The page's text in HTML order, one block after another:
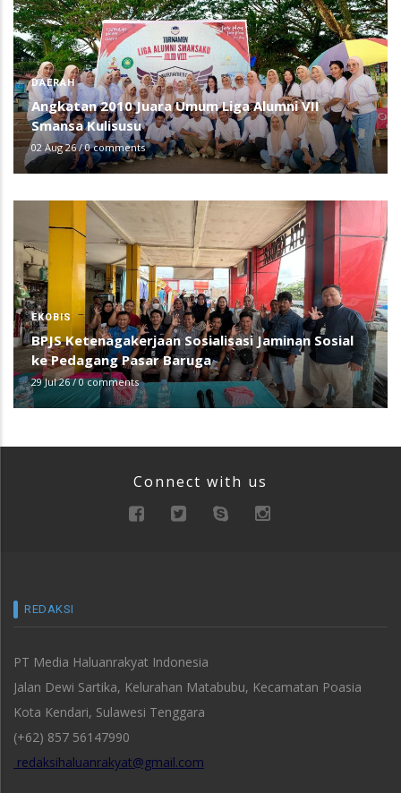
DAERAH
Angkatan 2010 Juara Umum Liga Alumni VII
Smansa Kulisusu
02 Aug 26/0 comments
EKOBIS
BPJS Ketenagakerjaan Sosialisasi Jaminan Sosial
ke Pedagang Pasar Baruga
29 Jul 26/0 comments
Connect with us
REDAKSI
PT Media Haluanrakyat Indonesia
Jalan Dewi Sartika, Kelurahan Matabubu, Kecamatan Poasia
Kota Kendari, Sulawesi Tenggara
(+62) 857 56147990
redaksihaluanrakyat@gmail.com